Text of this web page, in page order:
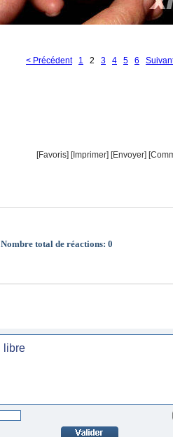
< Précédent 1 2 3 4 5 6
[Favoris] [Imprimer] [Envoyer]
Nombre total de réactions: 0